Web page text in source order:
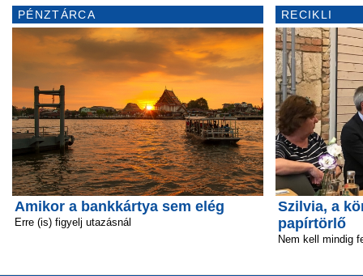
PÉNZTÁRCA
Amikor a bankkártya sem elég
Erre (is) figyelj utazásnál
RECIKLI
Szilvia, a
papírtörlő
Nem kell mindig